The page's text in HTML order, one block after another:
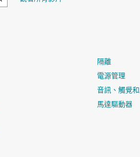
隔離
電源管理
音訊、觸覺
馬達驅動器